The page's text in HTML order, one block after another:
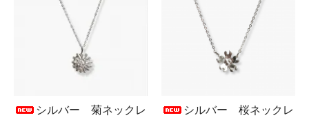
シルバー 菊ネックレ
シルバー 桜ネックレ